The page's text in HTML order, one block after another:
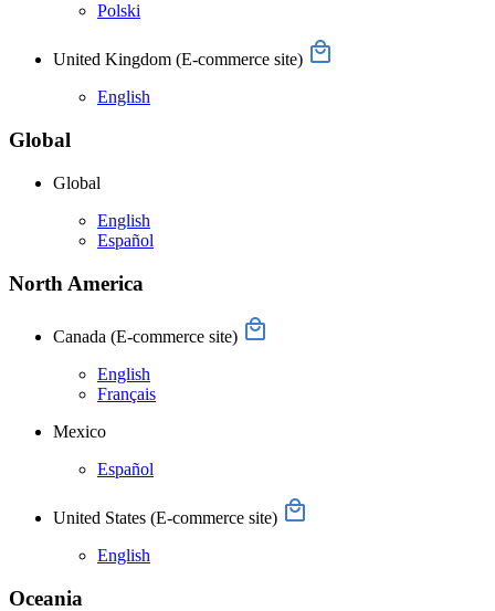
Polski
United Kingdom (E-commerce site)
English
Global
Global
English
Español
North America
Canada (E-commerce site)
English
Français
Mexico
Español
United States (E-commerce site)
English
Oceania